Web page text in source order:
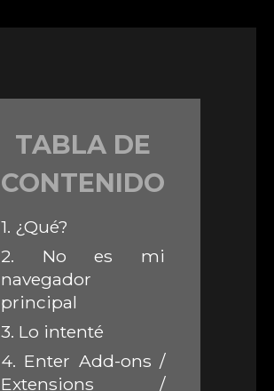
TABLA DE
CONTENIDO
1. ¿Qué?
2. No es mi
navegador
principal
3. Lo intenté
4. Enter Add-ons /
Extensions /